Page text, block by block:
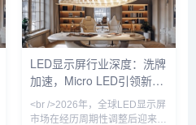
最耀眼的技术路线。与传统的
LCD和OLED不同，Micro LED
将LED芯片微缩至微米级，实现
更高的亮度、更低的功耗和更长
的寿命。多家头部厂商已展示基
于巨量转移技术的全彩样机，像
无
LED显示屏行业深度：洗牌
加速，Micro LED引领新赛
道
<br />2026年，全球LED显示屏
市场在经历周期性调整后迎来温